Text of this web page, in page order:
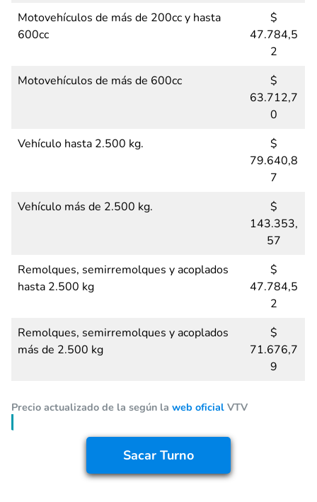
Motovehículos de más de 200cc y hasta
600cc
$
47.784,5
2
Motovehículos de más de 600cc
$
63.712,7
0
Vehículo hasta 2.500 kg.
$
79.640,8
7
Vehículo más de 2.500 kg.
$
143.353,
57
Remolques, semirremolques y acoplados
hasta 2.500 kg
$
47.784,5
2
Remolques, semirremolques y acoplados
más de 2.500 kg
$
71.676,7
9
Precio actualizado de la según la web oficial VTV
Sacar Turno